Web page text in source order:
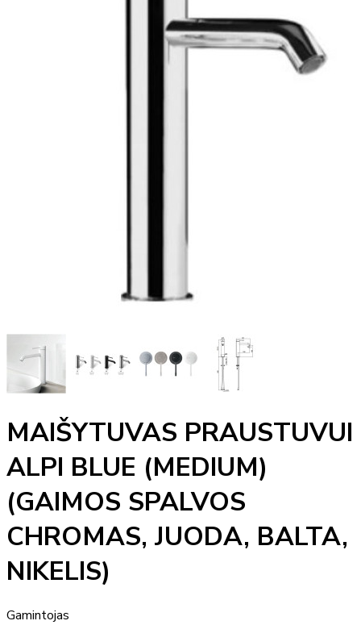
MAIŠYTUVAS PRAUSTUVUI
ALPI BLUE (MEDIUM)
(GAIMOS SPALVOS
CHROMAS, JUODA, BALTA,
NIKELIS)
Gamintojas